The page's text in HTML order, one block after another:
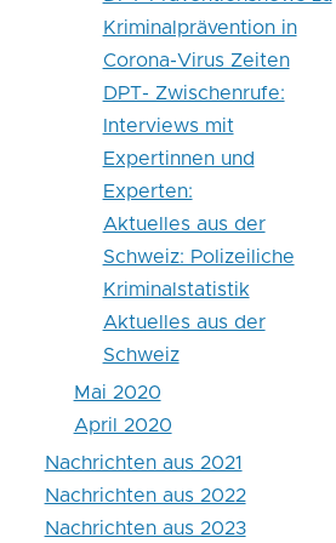
Kriminalprävention in
Corona-Virus Zeiten
DPT- Zwischenrufe:
Interviews mit
Expertinnen und
Experten:
Aktuelles aus der
Schweiz: Polizeiliche
Kriminalstatistik
Aktuelles aus der
Schweiz
Mai 2020
April 2020
Nachrichten aus 2021
Nachrichten aus 2022
Nachrichten aus 2023